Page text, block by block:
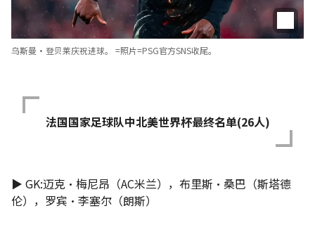
乌斯曼·登贝莱庆祝进球。 =照片=PSG官方SNS收尾。
法国国家足球队中北美世界杯最终名单(26人)
▶ GK:迈克·梅尼昂（AC米兰），布里斯·桑巴（斯塔德
伦），罗宾·李塞尔（朗斯）